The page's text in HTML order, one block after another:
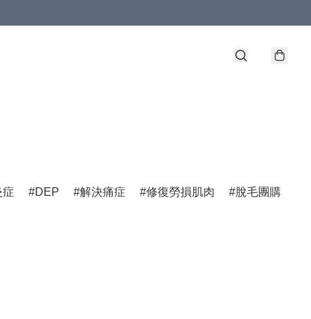
症 DEP 解決痛症 修復勞損肌肉 脫毛團購